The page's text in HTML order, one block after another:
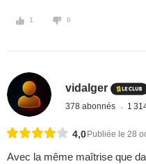
1 0
vidalger
378 abonnés 1
4,0 Publiée le 28
Avec la même maîtrise que